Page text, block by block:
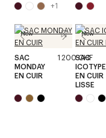
+1
New
SAC
MONDAY
EN CUIR
1 200 CHF
New
SAC
ICOTYPE
EN CUIR
LISSE